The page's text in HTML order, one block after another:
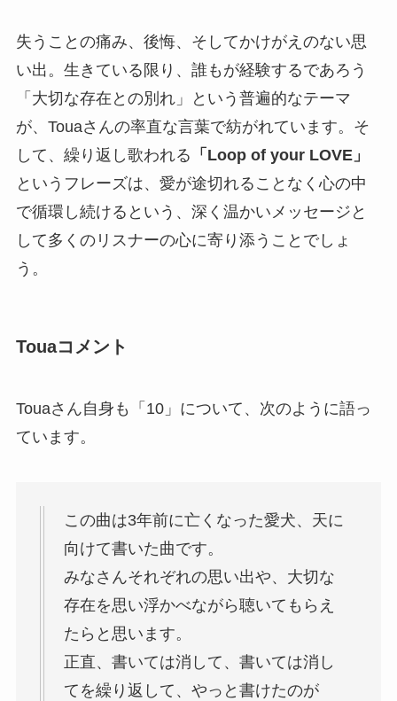
失うことの痛み、後悔、そしてかけがえのない思
い出。生きている限り、誰もが経験するであろう
「大切な存在との別れ」という普遍的なテーマ
が、Touaさんの率直な言葉で紡がれています。そ
して、繰り返し歌われる 「Loop of your LOVE」
というフレーズは、愛が途切れることなく心の中
で循環し続けるという、深く温かいメッセージと
して多くのリスナーの心に寄り添うことでしょ
う。
Touaコメント
Touaさん自身も「10」について、次のように語っ
ています。
この曲は3年前に亡くなった愛犬、天に
向けて書いた曲です。
みなさんそれぞれの思い出や、大切な
存在を思い浮かべながら聴いてもらえ
たらと思います。
正直、書いては消して、書いては消し
てを繰り返して、やっと書けたのが